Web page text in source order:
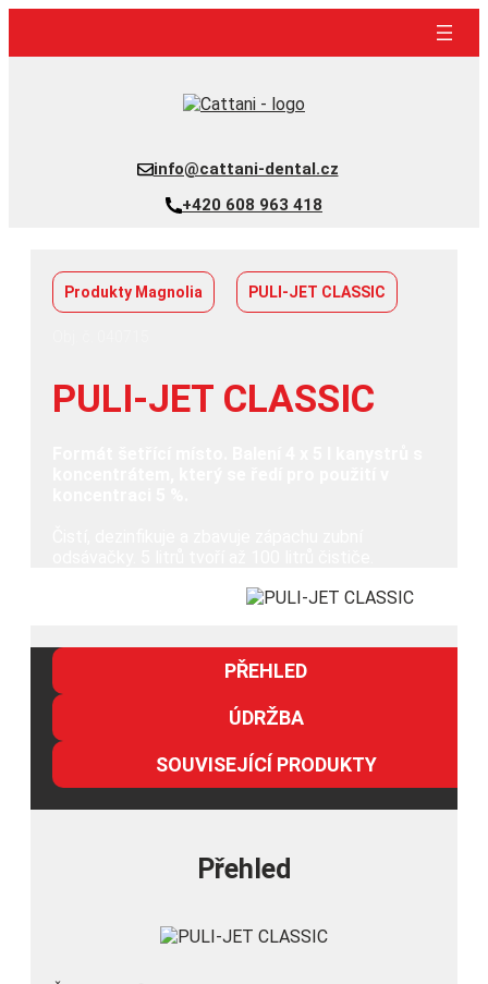
obsah
info@cattani-dental.cz
+420 608 963 418
Produkty Magnolia PULI-JET CLASSIC
PULI-JET CLASSIC
PŘEHLED
ÚDRŽBA
SOUVISEJÍCÍ PRODUKTY
Přehled